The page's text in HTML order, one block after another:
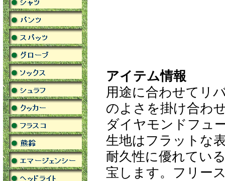
アイテム情報
用途に合わせてリ
のよさを掛け合わ
ダイヤモンドフュ
生地はフラットな
耐久性に優れてい
宝します。フリー